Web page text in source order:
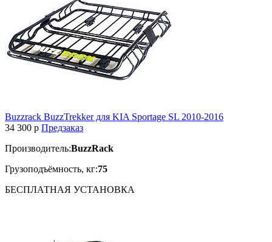
Buzzrack BuzzTrekker для KIA Sportage SL 2010-2016
34 300 p Предзаказ
Производитель:BuzzRack
Грузоподъёмность, кг:75
БЕСПЛАТНАЯ УСТАНОВКА